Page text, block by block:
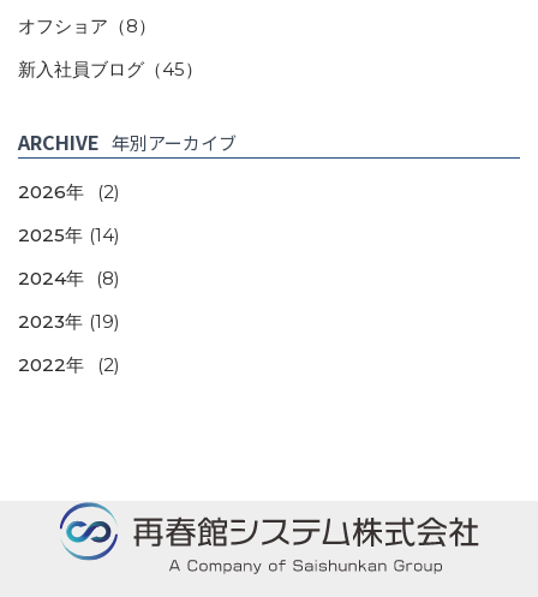
オフショア （8）
新入社員ブログ （45）
ARCHIVE 年別アーカイブ
2026年
(2)
2025年 (14)
2024年
(8)
2023年 (19)
2022年
(2)